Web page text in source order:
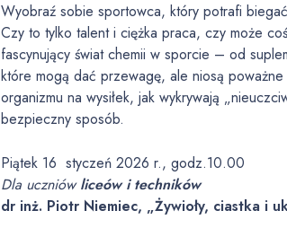
Wyobraź sobie sportowca, który potrafi
Czy to tylko talent i ciężka praca, czy może
fascynujący świat chemii w sporcie – od
które mogą dać przewagę, ale niosą
organizmu na wysiłek, jak wykrywają
bezpieczny sposób.
Piątek 16 styczeń 2026 r., godz.10.00
Dla uczniówliceów i techników
dr inż. Piotr Niemiec, „Żywioły, ciastka i